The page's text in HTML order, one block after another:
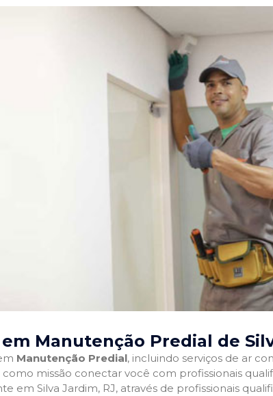
Manutenção Predial de
Manutenção Predial, incluindo serviços de ar
missão conectar você com profissionais
em Silva Jardim, RJ, através de profissionais